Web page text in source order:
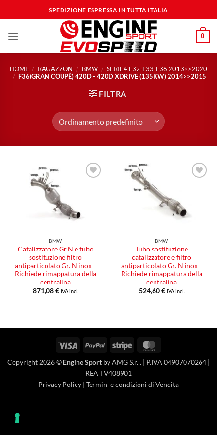
ai
SPEDIZIONE ESPRESSA IN TUTTA ITALIA
0
HOME / RAGAZZON / BMW / SERIE4 F32-F33-F36 2013>>2020
/ F36(GRAN COUPÈ) 420D - 420D XDRIVE (135KW) 2014>>2015
FILTRA
BMW
Catalizzatore Gr.N e tubo
sostituzione filtro
antiparticolato Gr. N inox
Richiede rimappatura della
centralina
871,08€ IVA incl.
BMW
Tubo sostituzione
catalizzatore e filtro
antiparticolato Gr. N inox
Richiede rimappatura della
centralina
524,60€ IVA incl.
Visa PayPal Stripe
Copyright 2026 © Engine Sport by AMG S.r.l. | P.IVA 04907070264 |
REA TV408901
Privacy Policy | Termini e condizioni di Vendita